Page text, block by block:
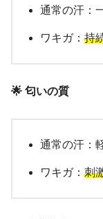
通常の汗：
ワキガ： 持
🌟 匂いの質
通常の汗：
ワキガ： 刺